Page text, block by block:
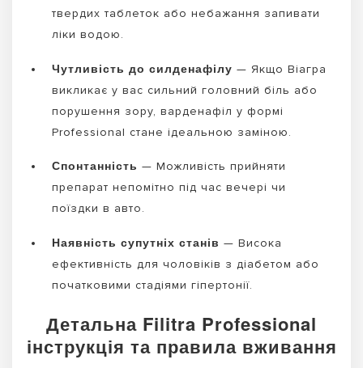
твердих таблеток або небажання запивати
ліки водою.
Чутливість до силденафілу — Якщо Віагра
викликає у вас сильний головний біль або
порушення зору, варденафіл у формі
Professional стане ідеальною заміною.
Спонтанність — Можливість прийняти
препарат непомітно під час вечері чи
поїздки в авто.
Наявність супутніх станів — Висока
ефективність для чоловіків з діабетом або
початковими стадіями гіпертонії.
Детальна Filitra Professional
інструкція та правила вживання